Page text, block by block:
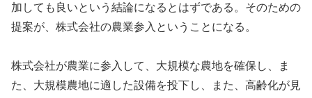
加しても良いという結論になるとはずである。そのための
提案が、株式会社の農業参入ということになる。
株式会社が農業に参入して、大規模な農地を確保し、ま
た、大規模農地に適した設備を投下し、また、高齢化が見